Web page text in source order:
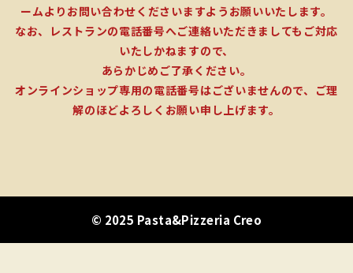
ームよりお問い合わせくださいますようお願いいたします。
なお、レストランの電話番号へご連絡いただきましてもご対応
いたしかねますので、
あらかじめご了承ください。
オンラインショップ専用の電話番号はございませんので、ご理
解のほどよろしくお願い申し上げます。
© 2025 Pasta&Pizzeria Creo